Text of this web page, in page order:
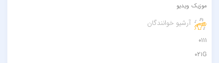
موزیک ویدیو
آرشیو خوانندگان
0111
021G